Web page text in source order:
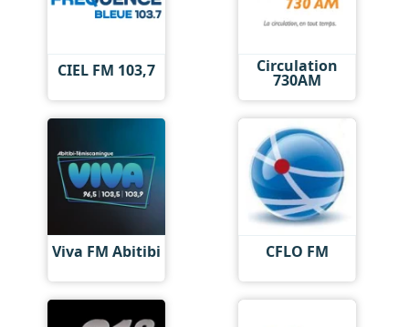
CIEL FM 103,7 Circulation
730AM
Viva FM Abitibi CFLO FM